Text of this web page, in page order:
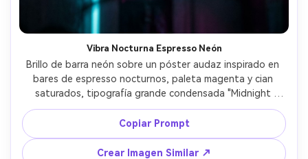
Vibra Nocturna Espresso Neón
Brillo de barra neón sobre un póster audaz inspirado en
bares de espresso nocturnos, paleta magenta y cian
saturados, tipografía grande condensada "Midnight
espresso", grano sutil, gráfico contrastado, listo para
imprimir, alta resolución, sin marca de agua, lente 85mm,
fondo desenfocado --ar 4:5
Copiar Prompt
Crear Imagen Similar ↗